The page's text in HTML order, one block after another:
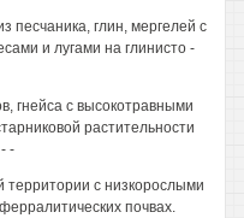
песчаника, глин, мергелей с
и лугами на глинисто -
гнейса с высокотравными
растительности
-
с низкорослыми
почвах.